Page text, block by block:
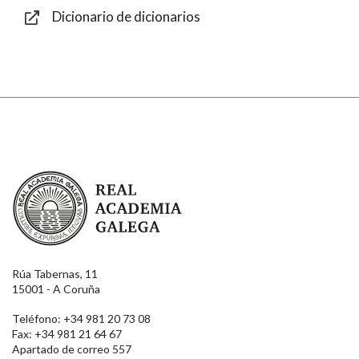
Dicionario de dicionarios
Real Academia Galega
Rúa Tabernas, 11
15001 - A Coruña
Teléfono: +34 981 20 73 08
Fax: +34 981 21 64 67
Apartado de correo 557